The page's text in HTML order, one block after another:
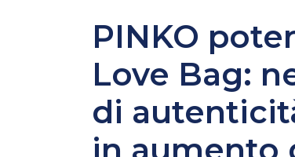
PINKO
Love Bag:
di